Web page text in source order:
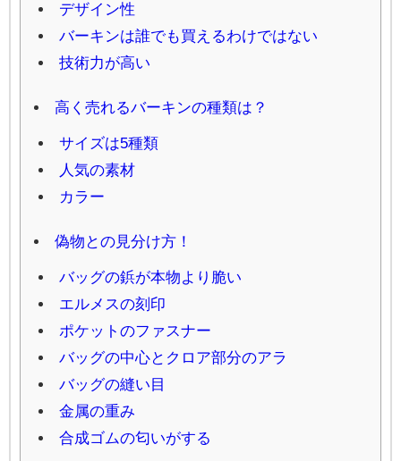
デザイン性
バーキンは誰でも買えるわけではない
技術力が高い
高く売れるバーキンの種類は？
サイズは5種類
人気の素材
カラー
偽物との見分け方！
バッグの鋲が本物より脆い
エルメスの刻印
ポケットのファスナー
バッグの中心とクロア部分のアラ
バッグの縫い目
金属の重み
合成ゴムの匂いがする